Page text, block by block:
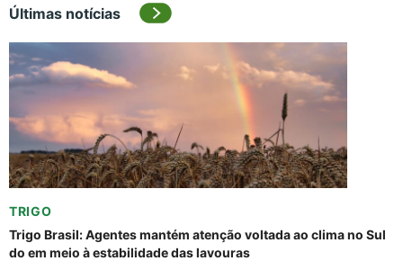
Últimas notícias
TRIGO
Trigo Brasil: Agentes mantém atenção voltada ao clima no Sul
do em meio à estabilidade das lavouras